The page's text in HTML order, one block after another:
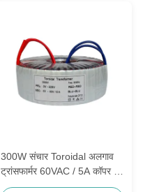
300W संचार Toroidal अलगाव
ट्रांसफार्मर 60VAC / 5A कॉपर /
एल्युमिनियम